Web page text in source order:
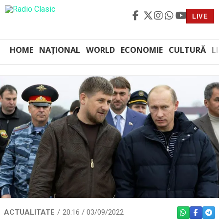
LIVE
HOME NAȚIONAL WORLD ECONOMIE CULTURĂ
ACTUALITATE 20:16 / 03/09/2022 WHATSAPP